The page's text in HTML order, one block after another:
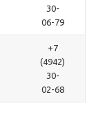
30-
06-79
+7
(4942)
30-
02-68